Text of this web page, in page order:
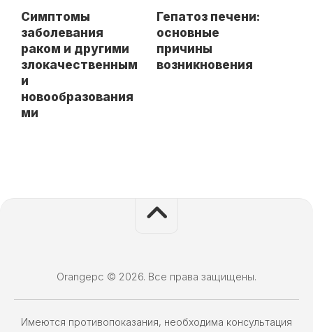
Симптомы
заболевания
раком и другими
злокачественным
и
новообразования
ми
Гепатоз печени:
основные
причины
возникновения
Orangepc © 2026. Все права защищены.
Имеются противопоказания, необходима консультация